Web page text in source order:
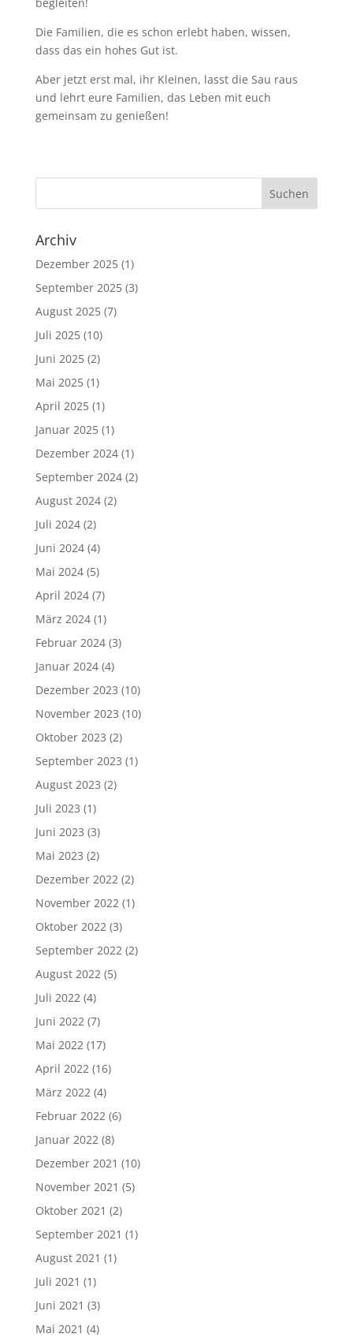
Die Familien, die es schon erlebt haben, wissen,
dass das ein hohes Gut ist.
Aber jetzt erst mal, ihr Kleinen, lasst die Sau raus
und lehrt eure Familien, das Leben mit euch
gemeinsam zu genießen!
Archiv
Dezember 2025(1)
September 2025(3)
August 2025(7)
Juli 2025(10)
Juni 2025(2)
Mai 2025(1)
April 2025(1)
Januar 2025(1)
Dezember 2024(1)
September 2024(2)
August 2024(2)
Juli 2024(2)
Juni 2024(4)
Mai 2024(5)
April 2024(7)
März 2024(1)
Februar 2024(3)
Januar 2024(4)
Dezember 2023 (10)
November 2023 (10)
Oktober 2023 (2)
September 2023 (1)
August 2023 (2)
Juli 2023 (1)
Juni 2023 (3)
Mai 2023 (2)
Dezember 2022 (2)
November 2022 (1)
Oktober 2022 (3)
September 2022 (2)
August 2022 (5)
Juli 2022 (4)
Juni 2022 (7)
Mai 2022 (17)
April 2022 (16)
März 2022 (4)
Februar 2022 (6)
Januar 2022 (8)
Dezember 2021 (10)
November 2021 (5)
Oktober 2021 (2)
September 2021 (1)
August 2021 (1)
Juli 2021 (1)
Juni 2021 (3)
Mai 2021 (4)